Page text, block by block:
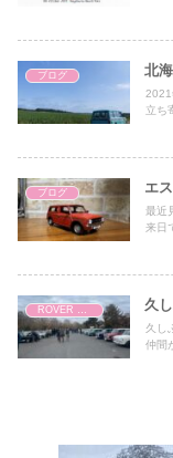
ブログ 北
2021
立ち
ブログ エ
最近
来日
久
久し
仲間